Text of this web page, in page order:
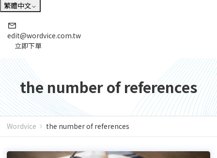
繁體中文
edit@wordvice.com.tw
立即下單
the number of references
Wordvice the number of references